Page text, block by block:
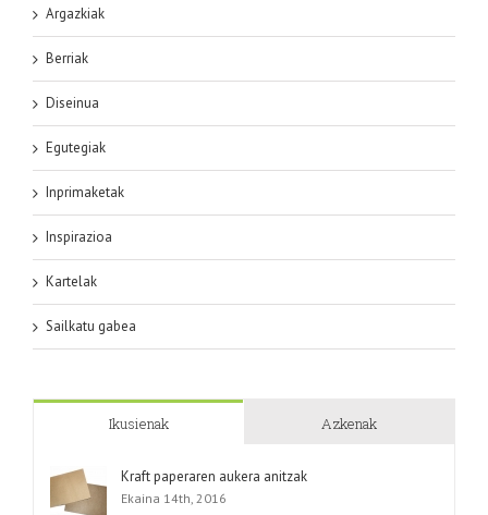
Argazkiak
Berriak
Diseinua
Egutegiak
Inprimaketak
Inspirazioa
Kartelak
Sailkatu gabea
Ikusienak Azkenak
Kraft paperaren aukera anitzak
Ekaina 14th, 2016